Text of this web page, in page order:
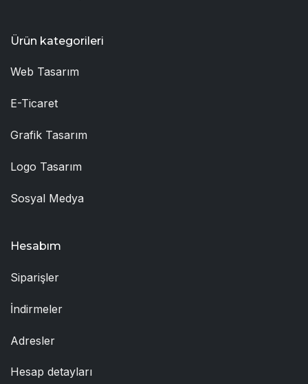
Ürün kategorileri
Web Tasarım
E-Ticaret
Grafik Tasarım
Logo Tasarım
Sosyal Medya
Hesabım
Siparişler
İndirmeler
Adresler
Hesap detayları